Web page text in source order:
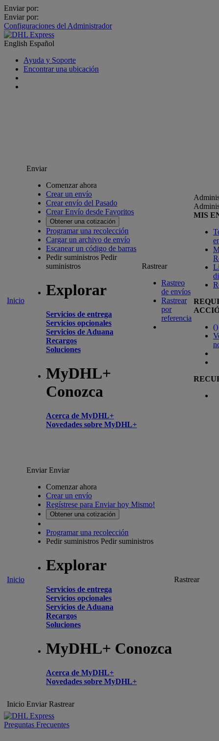
Enviar por:
Enviar por:
Configuraciones del Administrador
English Español
Ayuda y Soporte
Encontrar una ubicación
Inicio
Enviar
Comenzar ahora
Crear un envío
Crear envío del Pasado
Crear Envío desde Favoritos
Obtener una cotización
Programar una recolección
Cargar un archivo de envío
Escanear un código de barras
Pedir suministros Pedir
suministros
Explorar
Servicios de entrega
Servicios opcionales
Servicios de Aduana
Recargos
Soluciones
MyDHL+
Conozca
Acerca de MyDHL+
Novedades sobre MyDHL+
Rastrear
Rastreo
de envíos
Rastrear
por
referencia
MIS
()
Inicio
EnviarEnviar
Comenzar ahora
Crear un envío
Regístrese para Enviar hoy Mismo!
Obtener una cotización
Programar una recolección
Pedir suministros Pedir suministros
Explorar
Servicios de entrega
Servicios opcionales
Servicios de Aduana
Recargos
Soluciones
MyDHL+ Conozca
Acerca de MyDHL+
Novedades sobre MyDHL+
Rastrear
Inicio Enviar Rastrear
Preguntas Frecuentes